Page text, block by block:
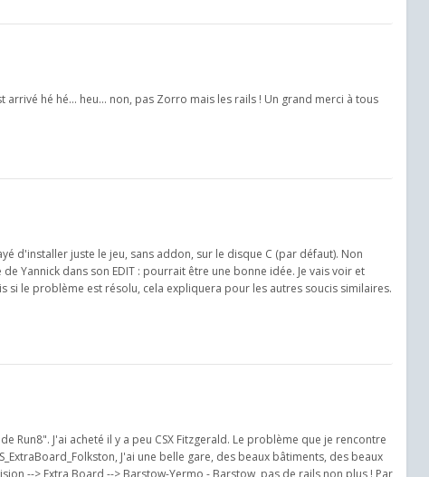
hé hé... heu... non, pas Zorro mais les rails ! Un grand merci à tous
d'installer juste le jeu, sans addon, sur le disque C (par défaut). Non
Yannick dans son EDIT : pourrait être une bonne idée. Je vais voir et
si le problème est résolu, cela expliquera pour les autres soucis similaires.
Run8". J'ai acheté il y a peu CSX Fitzgerald. Le problème que je rencontre
J'ai une belle gare, des beaux bâtiments, des beaux
--> Extra Board --> Barstow-Yermo - Barstow, pas de rails non plus ! Par